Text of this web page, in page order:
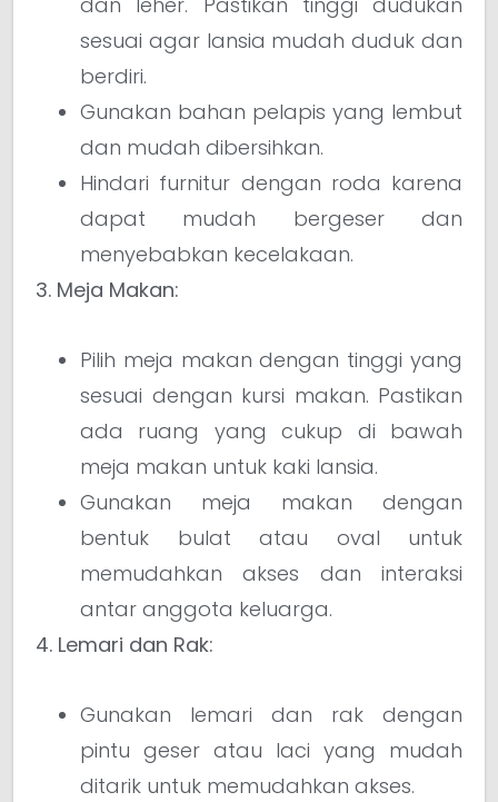
sesuai agar lansia mudah duduk dan
berdiri.
Gunakan bahan pelapis yang lembut
dan mudah dibersihkan.
Hindari furnitur dengan roda karena
dapat mudah bergeser dan
menyebabkan kecelakaan.
3. Meja Makan:
Pilih meja makan dengan tinggi yang
sesuai dengan kursi makan. Pastikan
ada ruang yang cukup di bawah
meja makan untuk kaki lansia.
Gunakan meja makan dengan
bentuk bulat atau oval untuk
memudahkan akses dan interaksi
antar anggota keluarga.
4. Lemari dan Rak:
Gunakan lemari dan rak dengan
pintu geser atau laci yang mudah
ditarik untuk memudahkan akses.